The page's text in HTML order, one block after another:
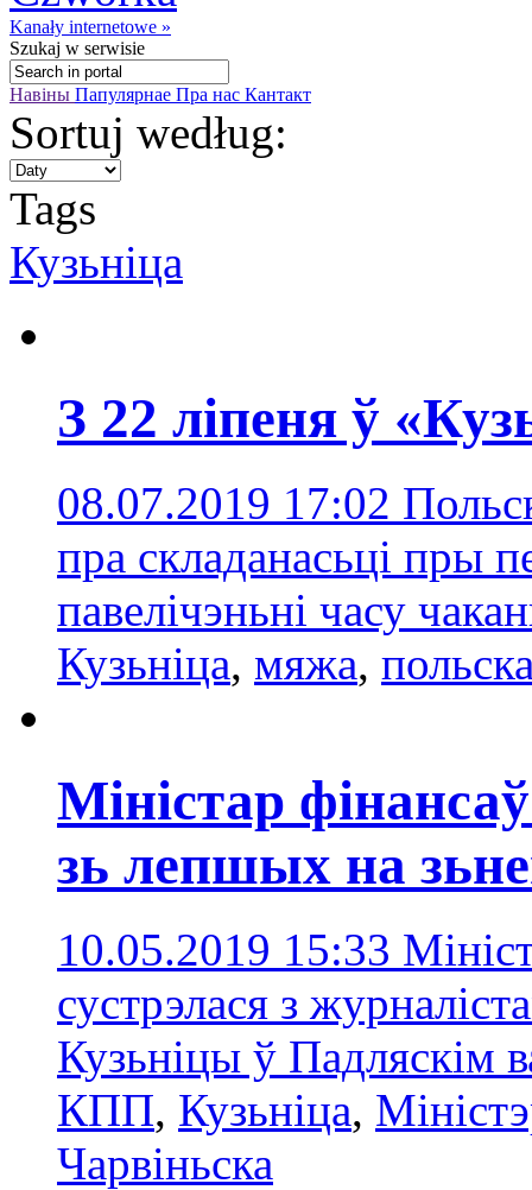
Kanały internetowe »
Szukaj w serwisie
Навіны Папулярнае Пра нас Кантакт
Sortuj według:
Tags
Кузьніца
З 22 ліпеня ў
08.07.2019 17:02
пра складанасьці пры
павелічэньні часу
Кузьніца, мяжа,
Міністар
зь лепшых на
10.05.2019 15:33
сустрэлася з
Кузьніцы ў Падляскім
КПП, Кузьніца,
Чарвіньска